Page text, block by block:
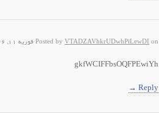
Posted by VTADZAVhkrUDwhPiLewDI on فوریه 11, 2026, 12:56 ق.ظ
gkfWCIFFbsOQFPEwiYh
Reply →